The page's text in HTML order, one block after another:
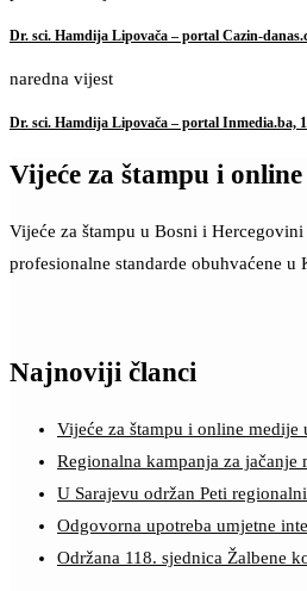
Dr. sci. Hamdija Lipovača – portal Cazin-
naredna vijest
Dr. sci. Hamdija Lipovača – portal Inmedia.ba,
Vijeće za štampu i
Vijeće za štampu u Bosni i
profesionalne standarde obuhvaćene
Najnoviji članci
Vijeće za štampu i online
Regionalna kampanja za jačanje
U Sarajevu održan Peti
Odgovorna upotreba umjetne
Održana 118. sjednica Žalbene